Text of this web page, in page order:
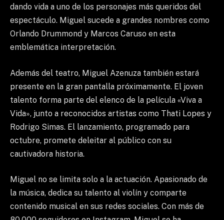
dando vida a uno de los personajes más queridos del
espectáculo. Miguel sucede a grandes nombres como
Orlando Drummond y Marcos Caruso en esta
emblemática interpretación.
Además del teatro, Miguel Azenuza también estará
presente en la gran pantalla próximamente. El joven
talento forma parte del elenco de la película «Viva a
Vida», junto a reconocidos artistas como Thati Lopes y
Rodrigo Simas. El lanzamiento, programado para
octubre, promete deleitar al público con su
cautivadora historia.
Miguel no se limita solo a la actuación. Apasionado de
la música, dedica su talento al violín y comparte
contenido musical en sus redes sociales. Con más de